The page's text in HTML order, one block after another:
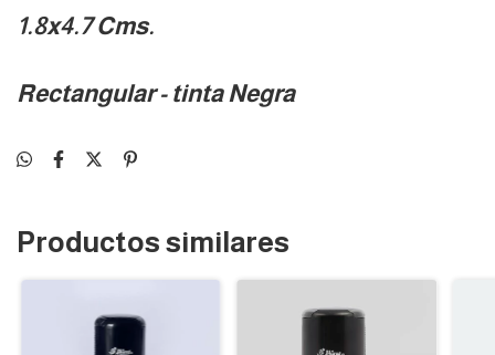
1.8x4.7 Cms.
Rectangular - tinta Negra
Productos similares